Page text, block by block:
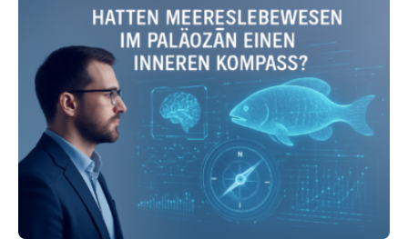
Stoffkreislauf im Ozean prägen. Die Überblicksstudie
mit dem Titel „Iron’s Irony“ ist in Communications Earth
& Environment erschienen. Die Studie fasst bestehende
Forschungsergebnisse zusammen und interpretiert sie
neu, um zu erklären, wie Eisen, das aus hydrothermalen
Systemen freigesetzt wird, über ganze Ozeanbecken
transportiert werden kann. „Das…